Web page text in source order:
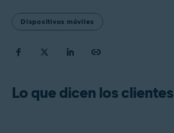
Dispositivos móviles
Lo que dicen los clientes